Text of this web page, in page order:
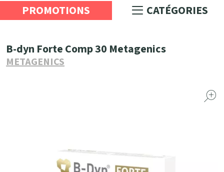
PROMOTIONS CATÉGORIES
B-dyn Forte Comp 30 Metagenics
METAGENICS